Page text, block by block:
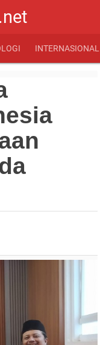
INTERNASIONAL